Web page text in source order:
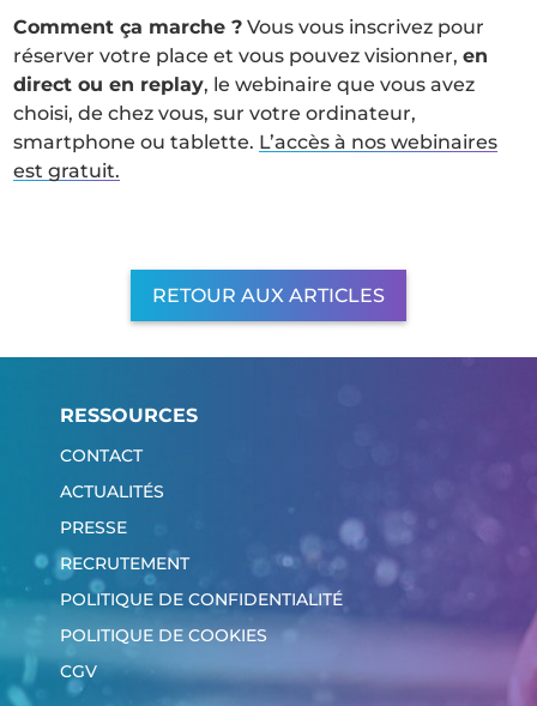
Comment ça marche ? Vous vous inscrivez pour
réserver votre place et vous pouvez visionner,en
direct ou en replay, le webinaire que vous avez
choisi, de chez vous, sur votre ordinateur,
smartphone ou tablette. L’accès à nos webinaires
est gratuit.
RETOUR AUX ARTICLES
RESSOURCES
CONTACT
ACTUALITÉS
PRESSE
RECRUTEMENT
POLITIQUE DE CONFIDENTIALITÉ
POLITIQUE DE COOKIES
CGV